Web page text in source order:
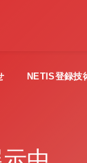
NETIS登録技